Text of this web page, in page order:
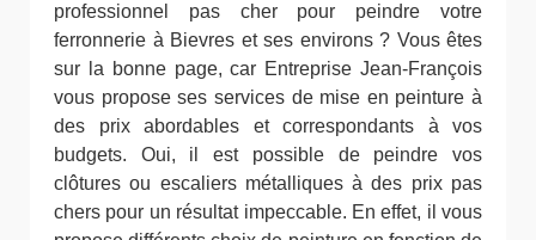
professionnel pas cher pour peindre votre
ferronnerie à Bievres et ses environs ? Vous êtes
sur la bonne page, car Entreprise Jean-François
vous propose ses services de mise en peinture à
des prix abordables et correspondants à vos
budgets. Oui, il est possible de peindre vos
clôtures ou escaliers métalliques à des prix pas
chers pour un résultat impeccable. En effet, il vous